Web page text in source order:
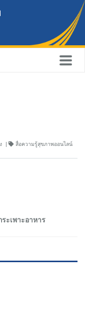
สื่อความรู้สุขภาพออนไลน์
ะเพาะอาหาร​